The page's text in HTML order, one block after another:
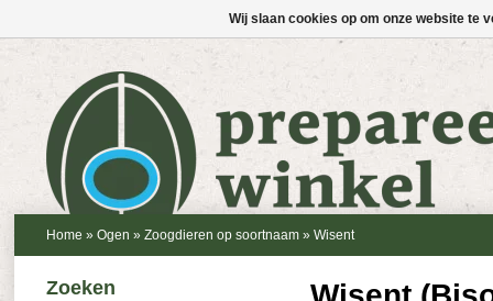
Home » Ogen » Zoogdieren op soortnaam » Wisent
Zoeken
Wij slaan cookies op om onze website te